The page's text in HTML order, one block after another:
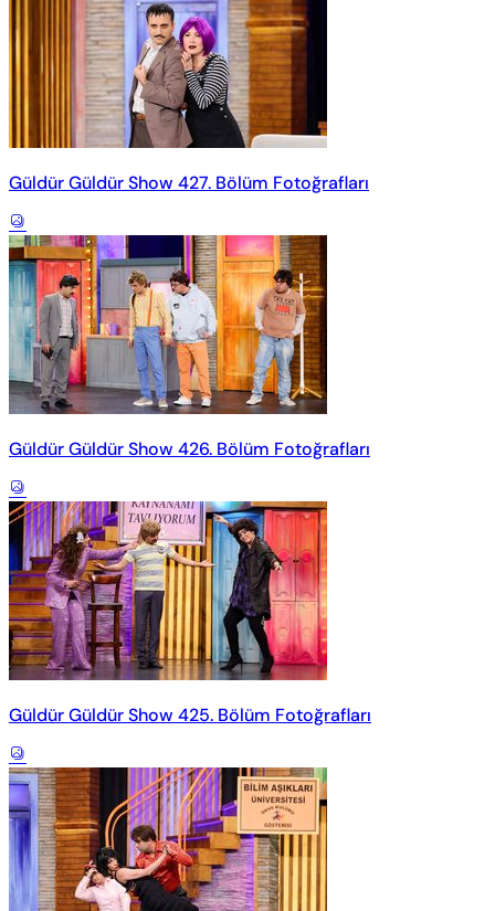
Güldür Güldür Show 427. Bölüm Fotoğrafları
Güldür Güldür Show 426. Bölüm Fotoğrafları
Güldür Güldür Show 425. Bölüm Fotoğrafları